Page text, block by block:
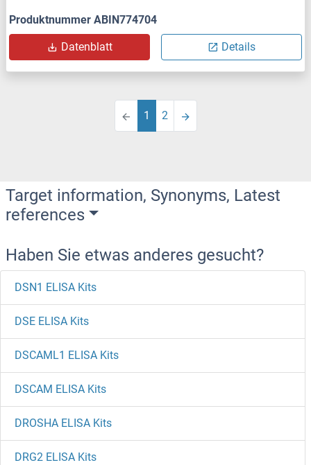
Produktnummer ABIN774704
Datenblatt Details
1 2
Target information, Synonyms, Latest
references
Haben Sie etwas anderes gesucht?
DSN1 ELISA Kits
DSE ELISA Kits
DSCAML1 ELISA Kits
DSCAM ELISA Kits
DROSHA ELISA Kits
DRG2 ELISA Kits